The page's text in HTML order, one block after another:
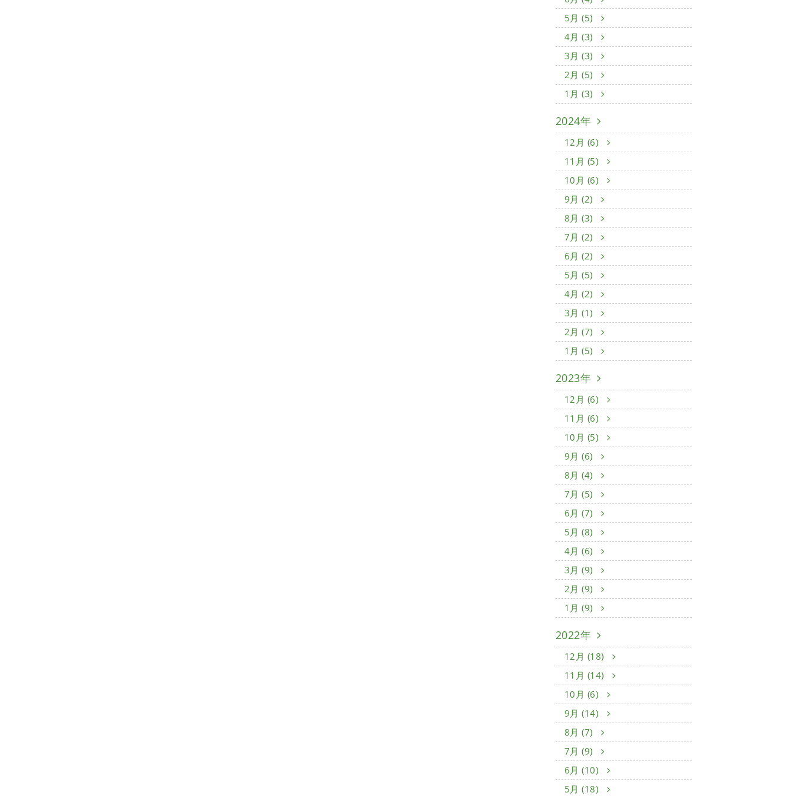
5月 (5)
4月 (3)
3月 (3)
2月 (5)
1月 (3)
2024年
12月 (6)
11月 (5)
10月 (6)
9月 (2)
8月 (3)
7月 (2)
6月 (2)
5月 (5)
4月 (2)
3月 (1)
2月 (7)
1月 (5)
2023年
12月 (6)
11月 (6)
10月 (5)
9月 (6)
8月 (4)
7月 (5)
6月 (7)
5月 (8)
4月 (6)
3月 (9)
2月 (9)
1月 (9)
2022年
12月 (18)
11月 (14)
10月 (6)
9月 (14)
8月 (7)
7月 (9)
6月 (10)
5月 (18)